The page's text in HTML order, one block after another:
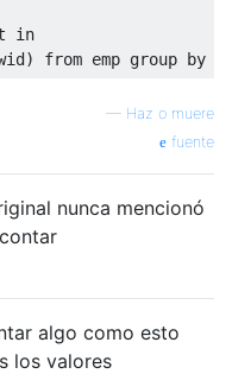
in
) from emp group by
— Haz o muere
fuente
nunca mencionó
algo como esto
los valores